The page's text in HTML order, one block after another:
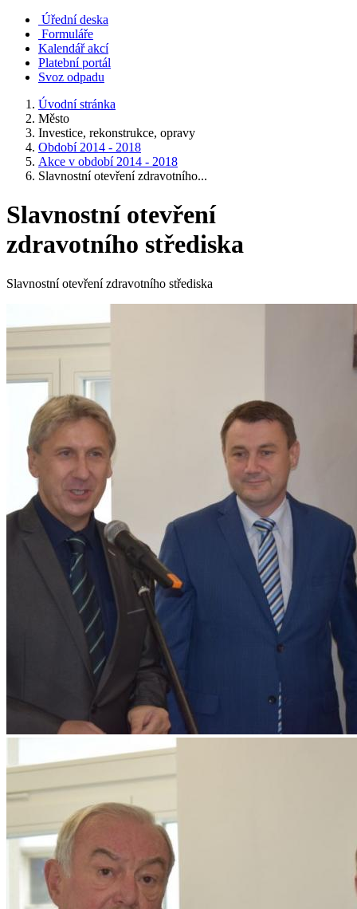
Úřední deska
Formuláře
Kalendář akcí
Platební portál
Svoz odpadu
Úvodní stránka
Město
Investice, rekonstrukce, opravy
Období 2014 - 2018
Akce v období 2014 - 2018
Slavnostní otevření zdravotního...
Slavnostní otevření
zdravotního střediska
Slavnostní otevření zdravotního střediska